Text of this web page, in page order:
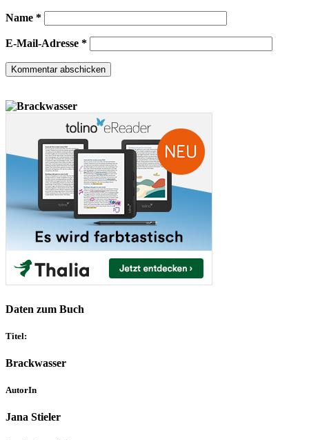
Name *
E-Mail-Adresse *
Daten zum Buch
Titel:
Brackwasser
AutorIn
Jana Stieler